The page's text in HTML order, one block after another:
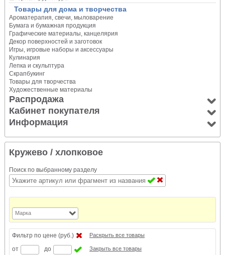
Товары для дома и творчества
Ароматерапия, свечи, мыловарение
Бумага и бумажная продукция
Графические материалы, канцелярия
Декор поверхностей и заготовок
Игры, игровые наборы и аксессуары
Кулинария
Лепка и скульптура
Скрапбукинг
Товары для творчества
Художественные материалы
Распродажа
Кабинет покупателя
Информация
Кружево / хлопковое
Поиск по выбранному разделу
Марка
Фильтр по цене (руб.)
от
до
Раскрыть все товары
Закрыть все товары